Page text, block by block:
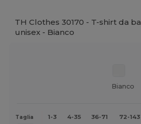
TH Clothes 30170 - T-shirt da
unisex - Bianco
Bianco
Taglia 1-3 4-35 36-71 72-143